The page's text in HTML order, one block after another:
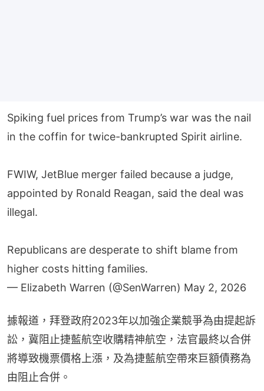
Spiking fuel prices from Trump’s war was the nail
in the coffin for twice-bankrupted Spirit airline.
FWIW, JetBlue merger failed because a judge,
appointed by Ronald Reagan, said the deal was
illegal.
Republicans are desperate to shift blame from
higher costs hitting families.
— Elizabeth Warren (@SenWarren) May 2, 2026
據報道，拜登政府2023年以加強企業競爭為由提起訴
訟，冀阻止捷藍航空收購精神航空，法官最終以合併
將導致機票價格上漲，及為捷藍航空帶來巨額債務為
由阻止合併。